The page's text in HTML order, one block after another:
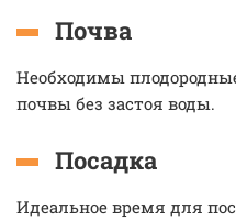
Почва
Необходимы
почвы без застоя воды.
Посадка
Идеальное время для